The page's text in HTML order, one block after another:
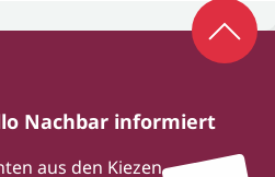
Nachbar informiert
aus den Kiezen